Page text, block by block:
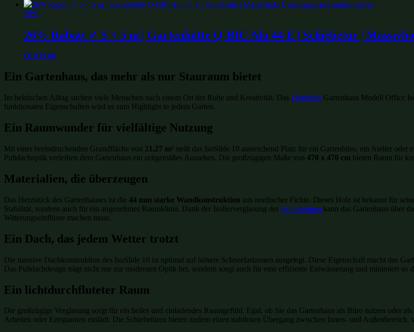
26%
26% Rabatt ✓ 5 × 5 m | Gartenhütte Q-BIC Alu 44 E | Schiebetür |
€6,839.00
Ein Gartenhaus, das mehr als nur Stauraum bietet
Im hektischen Alltag suchen viele Menschen nach einem Ort der Ruhe und Kreativität. Das Fjordholz Gartenhaus Modell Office
funktionalen Eigenschaften wird es zum Highlight in jedem Garten.
Ein Raumwunder für vielfältige Nutzung
Mit einer beeindruckenden Grundfläche von 21,27 m² stellt das IsoSlide 10 ausreichend Platz für ein Gartenbüro, ein Atelier
Pultdachoptik verleihen dem Gartenhaus ein zeitgemäßes Aussehen. Die großzügigen Maße von 470 x 470 cm bieten Raum für
Materialien, die überzeugen
Das Herzstück des Gartenhauses ist die 44 mm starke Wandkonstruktion aus nordischer Fichte. Dieses Holz ist bekannt für
Stabilität, sondern auch für ein angenehmes Raumklima. Dank der Isolierverglasung der Schiebetüren kann das Gartenhaus über
Witterungseinflüsse machen muss.
Ein Dach, das jedem Wetter trotzt
Die massive Dachkonstruktion des IsoSlide 10 ist optimal auf höhere Schneelastzonen ausgelegt. Diese Eigenschaft macht das
Das Pultdachdesign trägt nicht nur zur modernen Optik bei, sondern sorgt auch für eine effiziente Entwässerung und minimiert so
Ein lichtdurchfluteter Raum
Die großzügige Verglasung sorgt für ein helles und einladendes Raumgefühl. Egal, ob Sie das Gartenhaus als Büro nutzen oder
Arbeiten oder Entspannen einlädt. Die Schiebetüren bieten zudem einen nahtlosen Übergang zwischen Innen- und Außenbereich,